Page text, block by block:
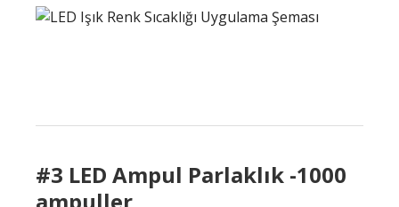
#3 LED Ampul Parlaklık -1000